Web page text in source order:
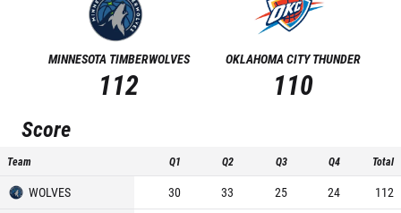
MINNESOTA TIMBERWOLVES
112
OKLAHOMA CITY THUNDER
110
Score
Team Q1 Q2 Q3 Q4 Total
WOLVES 30 33 25 24
112